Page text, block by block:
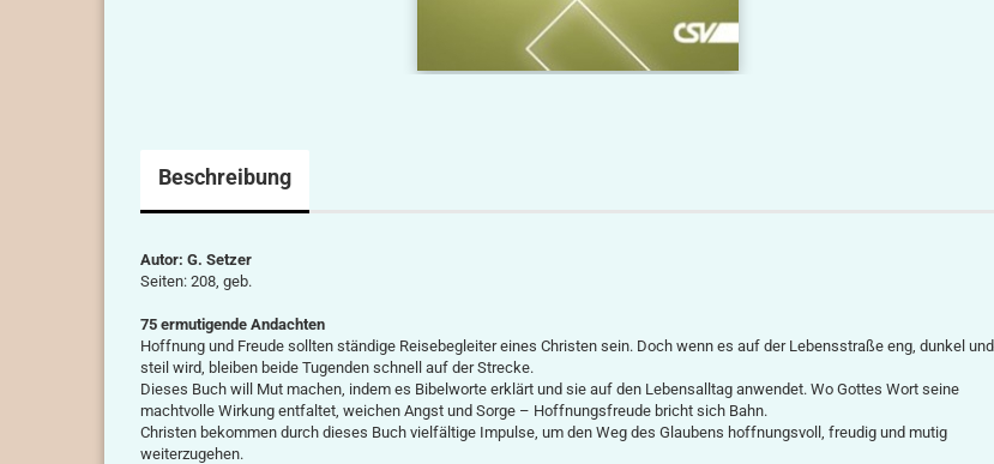
Beschreibung
Autor: G. Setzer
Seiten: 208, geb.
75 ermutigende Andachten
Hoffnung und Freude sollten ständige Reisebegleiter eines Christen sein. Doch wenn es auf der Lebensstraße eng, dunkel und
steil wird, bleiben beide Tugenden schnell auf der Strecke.
Dieses Buch will Mut machen, indem es Bibelworte erklärt und sie auf den Lebensalltag anwendet. Wo Gottes Wort seine
machtvolle Wirkung entfaltet, weichen Angst und Sorge – Hoffnungsfreude bricht sich Bahn.
Christen bekommen durch dieses Buch vielfältige Impulse, um den Weg des Glaubens hoffnungsvoll, freudig und mutig
weiterzugehen.